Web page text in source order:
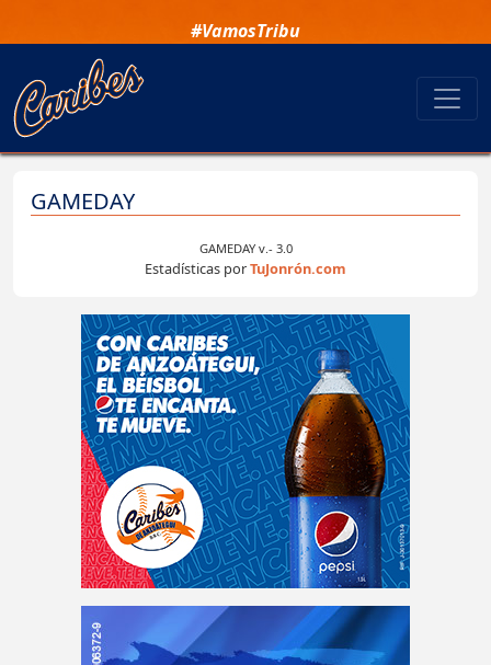
#VamosTribu
GAMEDAY
GAMEDAY v.- 3.0
Estadísticas porTuJonrón.com